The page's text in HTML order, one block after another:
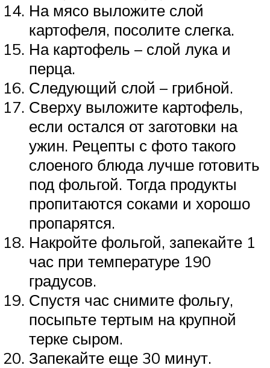
На мясо выложите слой
картофеля, посолите слегка.
На картофель – слой лука и
перца.
Следующий слой – грибной.
Сверху выложите картофель,
если остался от заготовки на
ужин. Рецепты с фото такого
слоеного блюда лучше готовить
под фольгой. Тогда продукты
пропитаются соками и хорошо
пропарятся.
Накройте фольгой, запекайте 1
час при температуре 190
градусов.
Спустя час снимите фольгу,
посыпьте тертым на крупной
терке сыром.
Запекайте еще 30 минут.